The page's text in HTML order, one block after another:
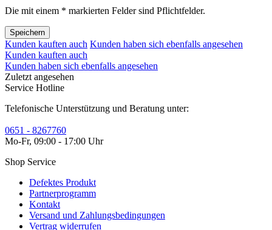
Die mit einem * markierten Felder sind Pflichtfelder.
Speichern
Kunden kauften auch Kunden haben sich ebenfalls angesehen
Kunden kauften auch
Kunden haben sich ebenfalls angesehen
Zuletzt angesehen
Service Hotline
Telefonische Unterstützung und Beratung unter:
0651 - 8267760
Mo-Fr, 09:00 - 17:00 Uhr
Shop Service
Defektes Produkt
Partnerprogramm
Kontakt
Versand und Zahlungsbedingungen
Vertrag widerrufen